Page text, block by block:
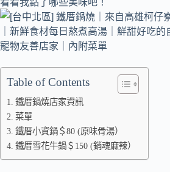
看看我點了哪些美味吧！
Table of Contents
鐵厝鍋燒店家資訊
菜單
鐵厝小資鍋＄80 (原味骨湯）
鐵厝雪花牛鍋＄150 (銷魂麻辣）